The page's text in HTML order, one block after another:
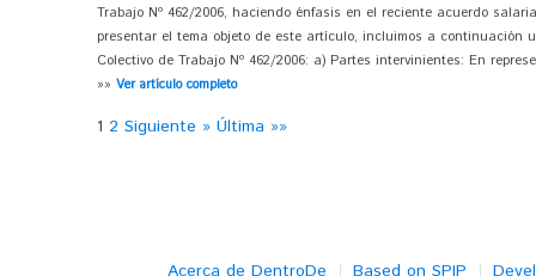
Trabajo Nº 462/2006, haciendo énfasis en el reciente acuerdo
presentar el tema objeto de este artículo, incluimos a continuación
Colectivo de Trabajo Nº 462/2006: a) Partes intervinientes: En
»» Ver artículo completo
1 2 Siguiente » Última »»
Acerca de DentroDe Based on SPIP